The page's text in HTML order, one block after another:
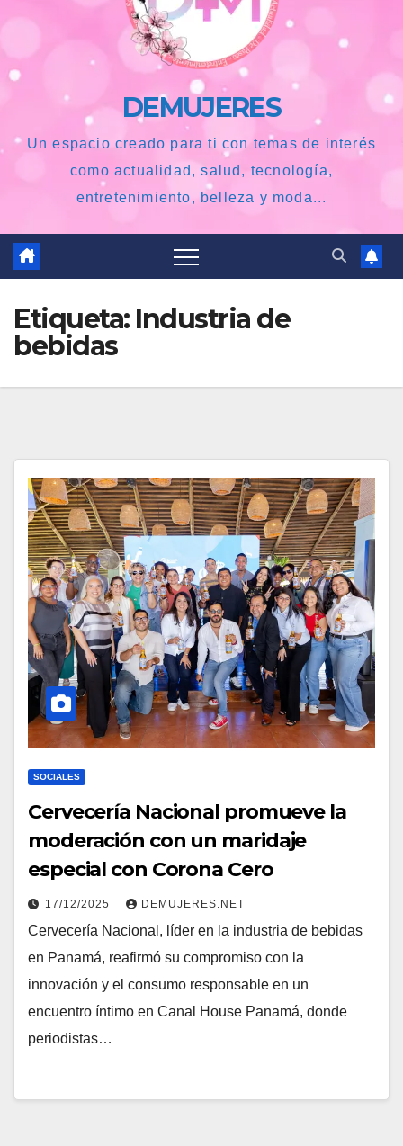
DEMUJERES
Un espacio creado para ti con temas de interés
como actualidad, salud, tecnología,
entretenimiento, belleza y moda...
Etiqueta: Industria de
bebidas
SOCIALES
Cervecería Nacional promueve la
moderación con un maridaje
especial con Corona Cero
17/12/2025 DEMUJERES.NET
Cervecería Nacional, líder en la industria de bebidas
en Panamá, reafirmó su compromiso con la
innovación y el consumo responsable en un
encuentro íntimo en Canal House Panamá, donde
periodistas…